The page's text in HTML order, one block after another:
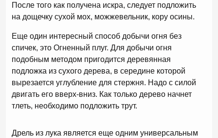
После того как получена искра, следует подложить
на дощечку сухой мох, можжевельник, кору осины.
Еще один интересный способ добычи огня без
спичек, это Огненный плуг. Для добычи огня
подобным методом пригодится деревянная
подложка из сухого дерева, в середине которой
вырезается углубление для стержня. Надо с силой
двигать его вверх-вниз. Как только дерево начнет
тлеть, необходимо подложить трут.
Дрель из лука является еще одним универсальным